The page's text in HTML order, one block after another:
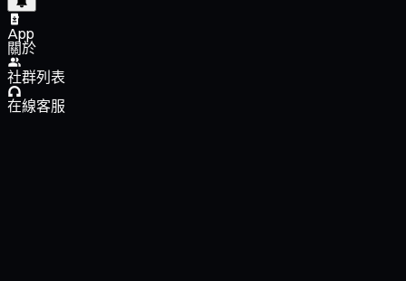
App
關於
社群列表
在線客服